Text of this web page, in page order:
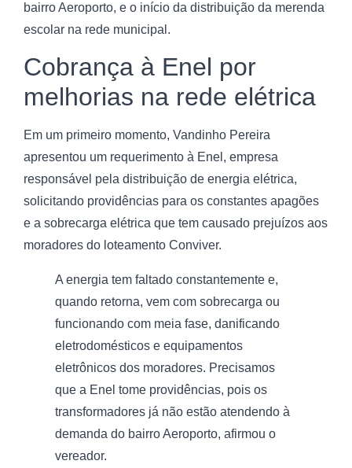
bairro Aeroporto, e o início da distribuição da merenda
escolar na rede municipal.
Cobrança à Enel por
melhorias na rede elétrica
Em um primeiro momento, Vandinho Pereira
apresentou um requerimento à Enel, empresa
responsável pela distribuição de energia elétrica,
solicitando providências para os constantes apagões
e a sobrecarga elétrica que tem causado prejuízos aos
moradores do loteamento Conviver.
A energia tem faltado constantemente e,
quando retorna, vem com sobrecarga ou
funcionando com meia fase, danificando
eletrodomésticos e equipamentos
eletrônicos dos moradores. Precisamos
que a Enel tome providências, pois os
transformadores já não estão atendendo à
demanda do bairro Aeroporto, afirmou o
vereador.